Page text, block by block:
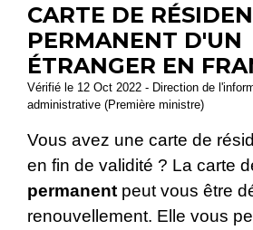
CARTE DE
PERMANENT D'UN
ÉTRANGER EN
Vérifié le 12 Oct 2022 - Direction de
administrative (Première ministre)
Vous avez une carte de
en fin de validité ? La carte
permanent peut vous être
renouvellement. Elle vous